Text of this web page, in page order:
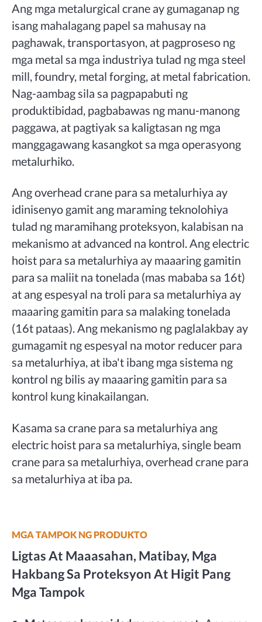
Ang mga metalurgical crane ay gumaganap ng
isang mahalagang papel sa mahusay na
paghawak, transportasyon, at pagproseso ng
mga metal sa mga industriya tulad ng mga steel
mill, foundry, metal forging, at metal fabrication.
Nag-aambag sila sa pagpapabuti ng
produktibidad, pagbabawas ng manu-manong
paggawa, at pagtiyak sa kaligtasan ng mga
manggagawang kasangkot sa mga operasyong
metalurhiko.
Ang overhead crane para sa metalurhiya ay
idinisenyo gamit ang maraming teknolohiya
tulad ng maramihang proteksyon, kalabisan na
mekanismo at advanced na kontrol. Ang electric
hoist para sa metalurhiya ay maaaring gamitin
para sa maliit na tonelada (mas mababa sa 16t)
at ang espesyal na troli para sa metalurhiya ay
maaaring gamitin para sa malaking tonelada
(16t pataas). Ang mekanismo ng paglalakbay ay
gumagamit ng espesyal na motor reducer para
sa metalurhiya, at iba't ibang mga sistema ng
kontrol ng bilis ay maaaring gamitin para sa
kontrol kung kinakailangan.
Kasama sa crane para sa metalurhiya ang
electric hoist para sa metalurhiya, single beam
crane para sa metalurhiya, overhead crane para
sa metalurhiya at iba pa.
MGA TAMPOK NG PRODUKTO
Ligtas At Maaasahan, Matibay, Mga
Hakbang Sa Proteksyon At Higit Pang
Mga Tampok